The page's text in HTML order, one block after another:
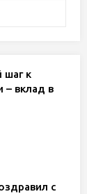
шаг к
– вклад в
с